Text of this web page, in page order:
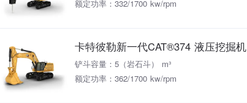
额定功率：332/1700 kw/rpm
卡特彼勒新一代CAT®374 液压挖掘机
铲斗容量：5（岩石斗） m³
额定功率：362/1700 kw/rpm